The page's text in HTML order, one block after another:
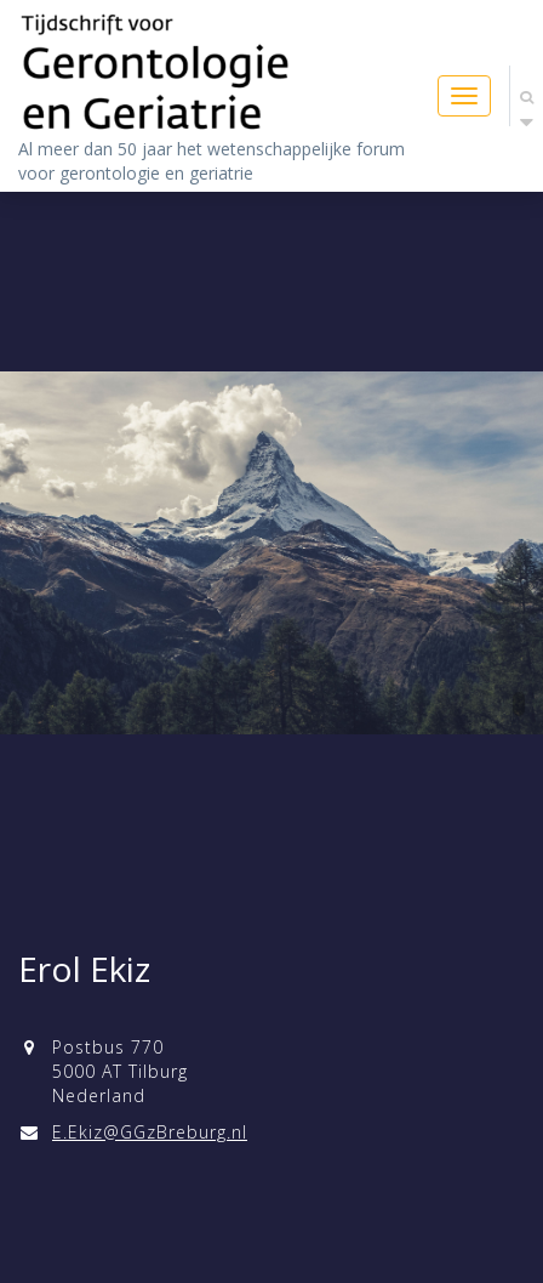
Toggle
navigation
Al meer dan 50 jaar het wetenschappelijke forum
voor gerontologie en geriatrie
Erol Ekiz
Postbus 770
5000 AT Tilburg
Nederland
E.Ekiz@GGzBreburg.nl